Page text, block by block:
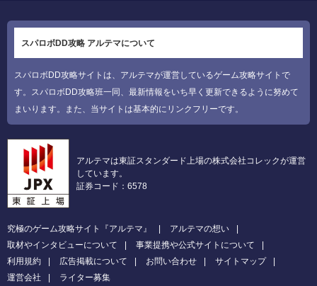
スパロボDD攻略 アルテマについて
スパロボDD攻略サイトは、アルテマが運営しているゲーム攻略サイトで
す。スパロボDD攻略班一同、最新情報をいち早く更新できるように努めて
まいります。また、当サイトは基本的にリンクフリーです。
アルテマは東証スタンダード上場の株式会社コレックが運営
しています。
証券コード：6578
究極のゲーム攻略サイト『アルテマ』
アルテマの想い
取材やインタビューについて
事業提携や公式サイトについて
利用規約
広告掲載について お問い合わせ
サイトマップ
運営会社
ライター募集